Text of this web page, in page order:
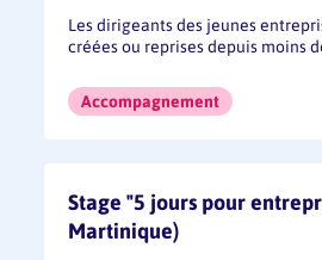
Les dirigeants des jeunes
créées ou reprises depuis moins
Accompagnement
Stage "5 jours pour
Martinique)